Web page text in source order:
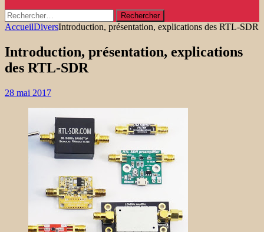
Rechercher :
AccueilDiversIntroduction, présentation, explications des RTL-SDR
Introduction, présentation, explications
des RTL-SDR
28 mai 2017